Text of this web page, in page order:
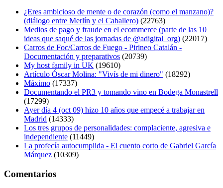
¿Eres ambicioso de mente o de corazón (como el manzano)?
(diálogo entre Merlín y el Caballero) (22763)
Medios de pago y fraude en el ecommerce (parte de las 10
ideas que saqué de las jornadas de @adigital_org) (22017)
Carros de Foc/Carros de Fuego - Pirineo Catalán -
Documentación y preparativos (20739)
My host family in UK (19610)
Artículo Óscar Molina: "Vivís de mi dinero" (18292)
Máximo (17337)
Documentando el PR3 y tomando vino en Bodega Monastrell
(17299)
Ayer día 4 (oct 09) hizo 10 años que empecé a trabajar en
Madrid (14333)
Los tres grupos de personalidades: complaciente, agresiva e
independiente (11449)
La profecía autocumplida - El cuento corto de Gabriel García
Márquez (10309)
Comentarios